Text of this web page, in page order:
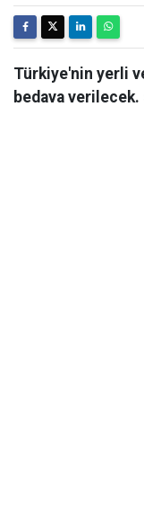
Türkiye'nin yerli
bedava